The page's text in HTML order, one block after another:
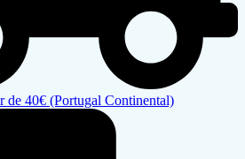
de 40€ (Portugal Continental)